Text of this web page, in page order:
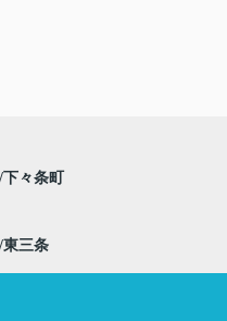
下々条町
東三条